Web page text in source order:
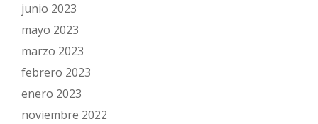
junio 2023
mayo 2023
marzo 2023
febrero 2023
enero 2023
noviembre 2022